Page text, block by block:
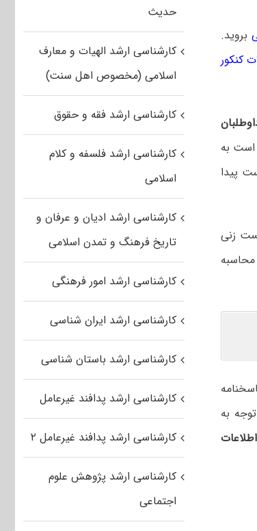
بروید.
کنکور
به
پیدا
زنی
به
حدیث
کارشناسی ارشد الهیات و معارف
اسلامی (مخصوص اهل سنت)
کارشناسی ارشد فقه و حقوق
کارشناسی ارشد فلسفه و کلام
اسلامی
کارشناسی ارشد ادیان و عرفان و
تاریخ فرهنگ و تمدن اسلامی
کارشناسی ارشد امور فرهنگی
کارشناسی ارشد ایران شناسی
کارشناسی ارشد باستان شناسی
کارشناسی ارشد پدافند غیرعامل
کارشناسی ارشد پدافند غیرعامل ۲
کارشناسی ارشد پژوهش علوم
اجتماعی